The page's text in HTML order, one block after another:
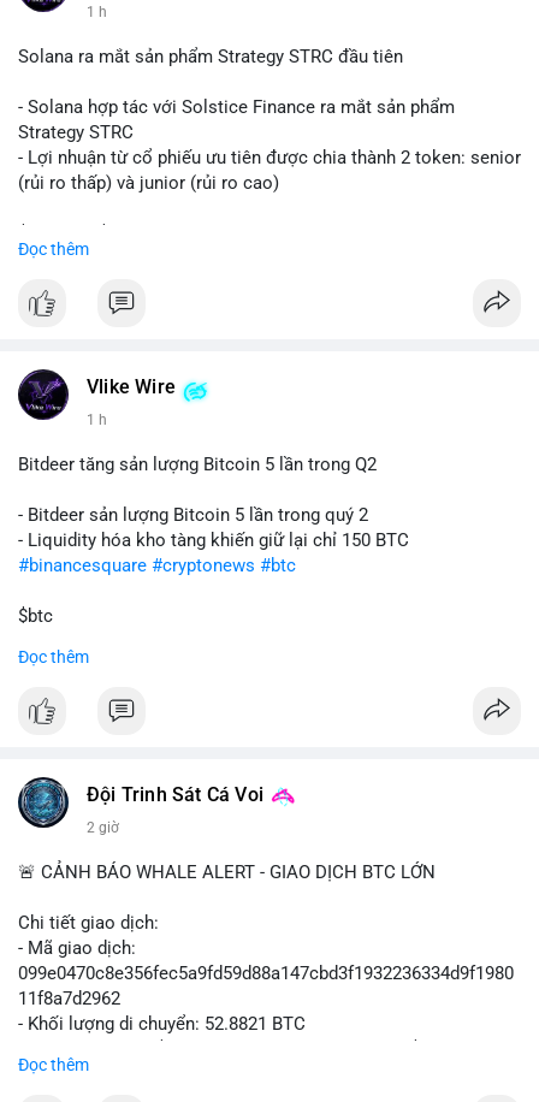
📰 Nguồn: CoinDesk
1 h
Solana ra mắt sản phẩm Strategy STRC đầu tiên
- Solana hợp tác với Solstice Finance ra mắt sản phẩm
Strategy STRC
- Lợi nhuận từ cổ phiếu ưu tiên được chia thành 2 token: senior
(rủi ro thấp) và junior (rủi ro cao)
Đọc thêm
Vlike Wire
1 h
Bitdeer tăng sản lượng Bitcoin 5 lần trong Q2
- Bitdeer sản lượng Bitcoin 5 lần trong quý 2
- Liquidity hóa kho tàng khiến giữ lại chỉ 150 BTC
#binancesquare #cryptonews #btc
$btc
#vlikevn
📰 Nguồn: Cointelegraph
Đọc thêm
Đội Trinh Sát Cá Voi
2 giờ
🚨 CẢNH BÁO WHALE ALERT - GIAO DỊCH BTC LỚN
Chi tiết giao dịch:
- Mã giao dịch:
099e0470c8e356fec5a9fd59d88a147cbd3f1932236334d9f1980
11f8a7d2962
- Khối lượng di chuyển: 52.8821 BTC
USD)
Đọc thêm